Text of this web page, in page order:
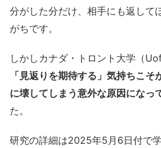
分がした分だけ、相手にも返して
がちです。
しかしカナダ・トロント大学（
「見返りを期待する」気持ちこ
に壊してしまう意外な原因になっ
た。
研究の詳細は2025年5月6日付で